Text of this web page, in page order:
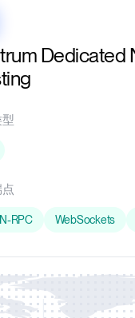
Dedicated
RPC WebSockets